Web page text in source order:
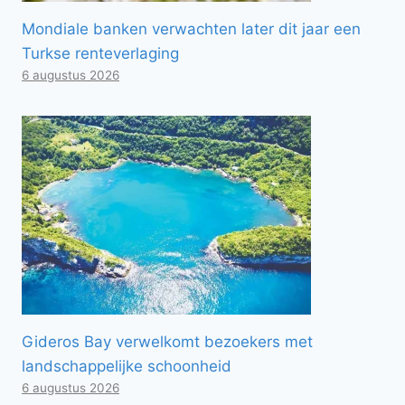
Mondiale banken verwachten later dit jaar een
Turkse renteverlaging
6 augustus 2026
Gideros Bay verwelkomt bezoekers met
landschappelijke schoonheid
6 augustus 2026